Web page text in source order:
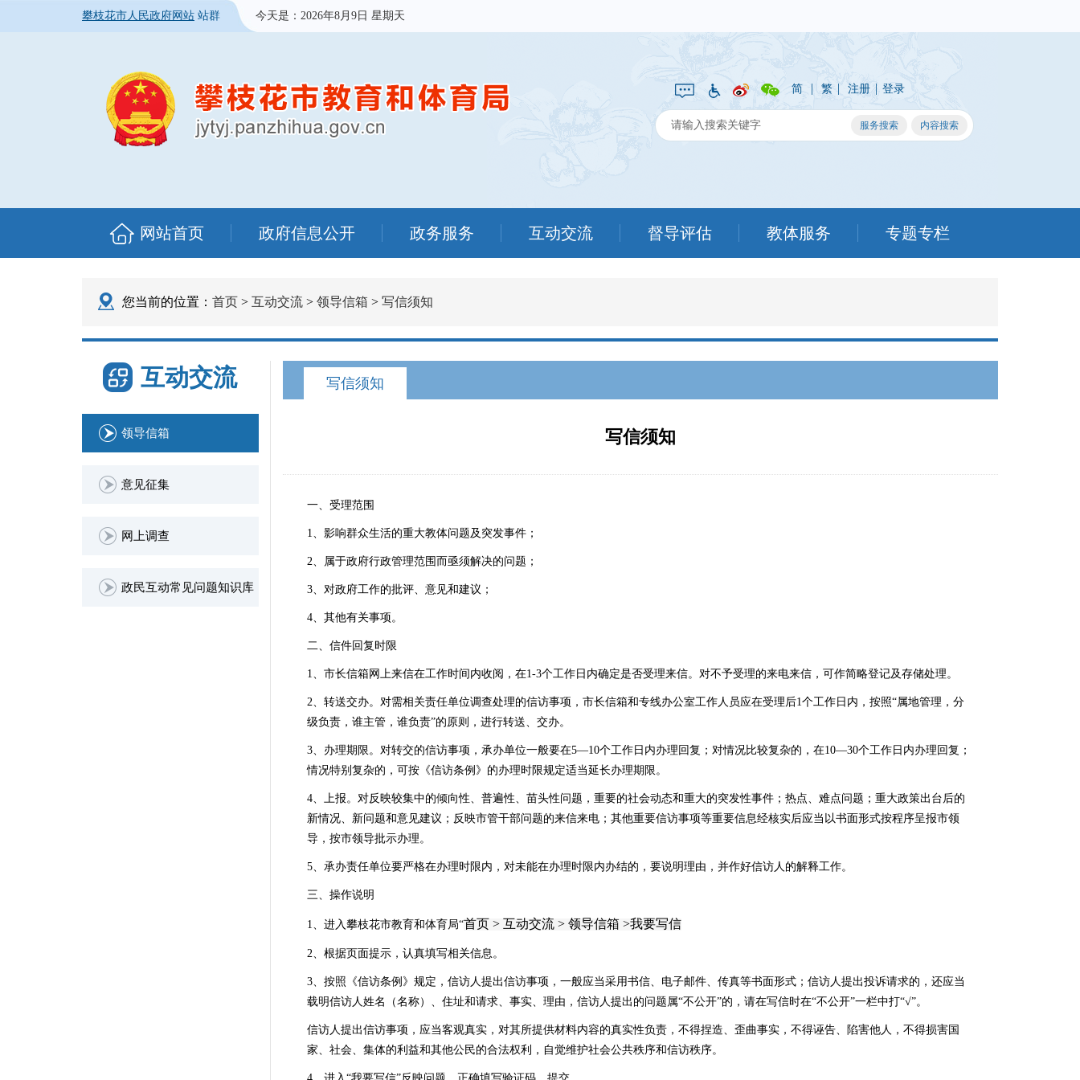
攀枝花市人民政府网站 站群 今天是： 2026年8月9日 星期天
简 | 繁 | 注册 | 登录
网站首页 政府信息公开 政务服务 互动交流 督导评估 教体服务 专题专栏
您当前的位置： 首页 > 互动交流 > 领导信箱 > 写信须知
互动交流
领导信箱
意见征集
网上调查
政民互动常见问题知识库
写信须知
写信须知
一、受理范围
1、影响群众生活的重大教体问题及突发事件；
2、属于政府行政管理范围而亟须解决的问题；
3、对政府工作的批评、意见和建议；
4、其他有关事项。
二、信件回复时限
1、市长信箱网上来信在工作时间内收阅，在1-3个工作日内确定是否受理来信。对不予受理的来电来信，可作简略登记及存储处理。
2、转送交办。对需相关责任单位调查处理的信访事项，市长信箱和专线办公室工作人员应在受理后1个工作日内，按照“属地管理，分
级负责，谁主管，谁负责”的原则，进行转送、交办。
3、办理期限。对转交的信访事项，承办单位一般要在5—10个工作日内办理回复；对情况比较复杂的，在10—30个工作日内办理回复；
情况特别复杂的，可按《信访条例》的办理时限规定适当延长办理期限。
4、上报。对反映较集中的倾向性、普遍性、苗头性问题，重要的社会动态和重大的突发性事件；热点、难点问题；重大政策出台后的
新情况、新问题和意见建议；反映市管干部问题的来信来电；其他重要信访事项等重要信息经核实后应当以书面形式按程序呈报市领
导，按市领导批示办理。
5、承办责任单位要严格在办理时限内，对未能在办理时限内办结的，要说明理由，并作好信访人的解释工作。
三、操作说明
1、进入攀枝花市教育和体育局“首页 > 互动交流 > 领导信箱 >我要写信
2、根据页面提示，认真填写相关信息。
3、按照《信访条例》规定，信访人提出信访事项，一般应当采用书信、电子邮件、传真等书面形式；信访人提出投诉请求的，还应当
载明信访人姓名（名称）、住址和请求、事实、理由，信访人提出的问题属“不公开”的，请在写信时在“不公开”一栏中打“√”。
信访人提出信访事项，应当客观真实，对其所提供材料内容的真实性负责，不得捏造、歪曲事实，不得诬告、陷害他人，不得损害国
家、社会、集体的利益和其他公民的合法权利，自觉维护社会公共秩序和信访秩序。